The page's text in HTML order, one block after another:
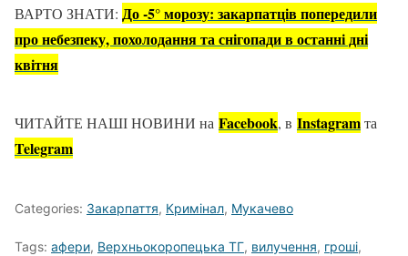
ВАРТО ЗНАТИ: До -5° морозу: закарпатців попередили
про небезпеку, похолодання та снігопади в останні дні
квітня
ЧИТАЙТЕ НАШІ НОВИНИ на Facebook, в Іnstagramта
Telegram
Categories: Закарпаття, Кримінал, Мукачево
Tags: афери, Верхньокоропецька ТГ, вилучення, гроші,